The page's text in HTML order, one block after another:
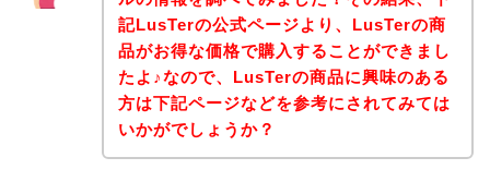
記LusTerの公式ページより、LusTerの商
品がお得な価格で購入することができまし
たよ♪なので、LusTerの商品に興味のある
方は下記ページなどを参考にされてみては
いかがでしょうか？